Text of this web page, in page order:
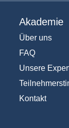
Akademie
Über uns
FAQ
Unsere
Kontakt